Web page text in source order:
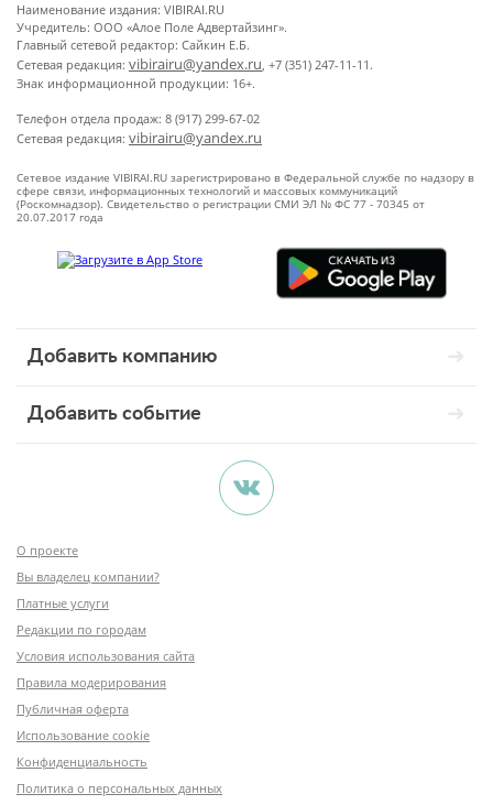
Наименование издания: VIBIRAI.RU
Учредитель: ООО «Алое Поле Адвертайзинг».
Главный сетевой редактор: Сайкин Е.Б.
Сетевая редакция: vibirairu@yandex.ru, +7 (351) 247-11-11.
Знак информационной продукции: 16+.
Телефон отдела продаж: 8 (917) 299-67-02
Сетевая редакция: vibirairu@yandex.ru
Сетевое издание VIBIRAI.RU зарегистрировано в Федеральной службе по надзору в
сфере связи, информационных технологий и массовых коммуникаций
(Роскомнадзор). Свидетельство о регистрации СМИ ЭЛ № ФС 77 - 70345 от
20.07.2017 года
Добавить компанию
Добавить событие
О проекте
Вы владелец компании?
Платные услуги
Редакции по городам
Условия использования сайта
Правила модерирования
Публичная оферта
Использование cookie
Конфиденциальность
Политика о персональных данных